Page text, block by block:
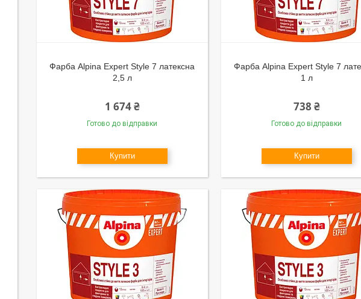
Фарба Alpina Expert Style 7 латексна
2,5 л
1 674 ₴
Готово до відправки
Купити
Фарба Alpina Expert Style 7
1 л
738 ₴
Готово до відправки
Купити